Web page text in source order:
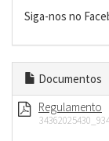
Siga-nos no
Documentos
Regulamento